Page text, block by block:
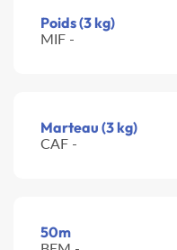
Poids (3 kg)
MIF -
Marteau (3 kg)
CAF -
50m